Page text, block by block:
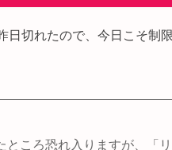
日切れたので、今日こそ制
ところ恐れ入りますが、「